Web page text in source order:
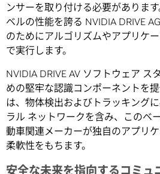
ンサーを取り付ける必要がありま
ベルの性能を誇る NVIDIA DRIVE
のためにアルゴリズムやアプリケ
で実行します。
NVIDIA DRIVE AV ソフトウェア ス
めの堅牢な認識コンポーネントを
は、物体検出およびトラッキング
ラル ネットワークを含み、このベ
動車関連メーカーが独自のアプリ
柔軟性をもちます。
安全な未来を指向するコミュ